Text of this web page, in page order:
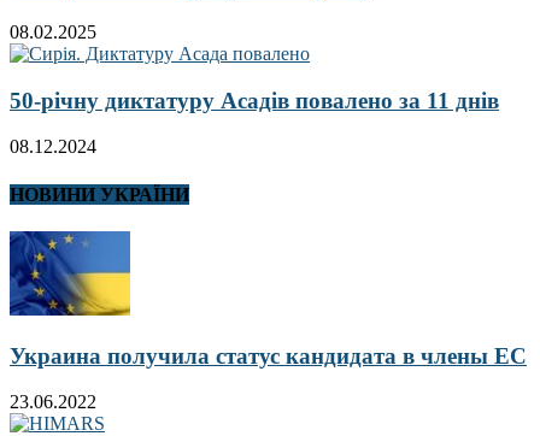
08.02.2025
50-річну диктатуру Асадів повалено за 11 днів
08.12.2024
НОВИНИ УКРАЇНИ
Украина получила статус кандидата в члены ЕС
23.06.2022